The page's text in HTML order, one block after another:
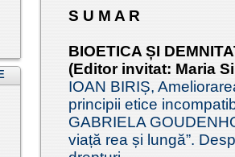
S U M A R
BIOETICA ȘI
(Editor invitat: Maria
IOAN BIRIȘ,
principii etice
GABRIELA
viață rea și lungă”.